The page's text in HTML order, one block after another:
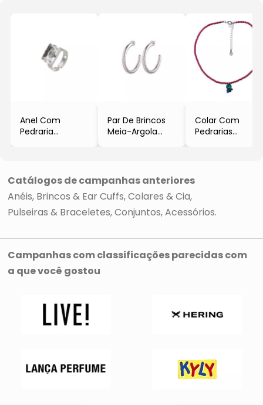
Anel Com
Pedraria
Par De Brincos
Meia-Argola
Colar Com
Pedrarias
Catálogos de campanhas anteriores
Anéis Brincos & Ear Cuffs Colares & Cia
Pulseiras & Braceletes Conjuntos Acessórios
Campanhas com classificações parecidas com
a que você gostou